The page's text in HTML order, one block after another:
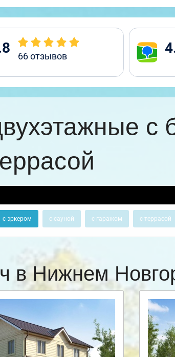
66отзывов
с
с эркером с сауной с гаражом с террасой
в Нижнем